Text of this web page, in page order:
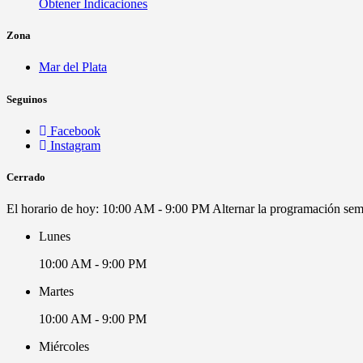
Obtener Indicaciones
Zona
Mar del Plata
Seguinos
Facebook
Instagram
Cerrado
El horario de hoy: 10:00 AM - 9:00 PM Alternar la programación
Lunes
10:00 AM - 9:00 PM
Martes
10:00 AM - 9:00 PM
Miércoles